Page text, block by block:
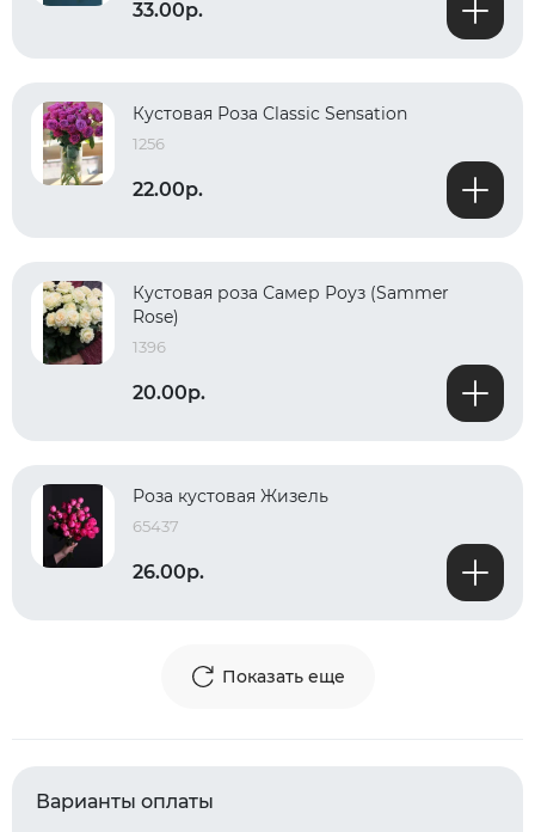
33.00р.
Кустовая Роза Classic Sensation
1256
22.00р.
Кустовая роза Самер Роуз (Sammer
Rose)
1396
20.00р.
Роза кустовая Жизель
65437
26.00р.
Показать еще
Варианты оплаты